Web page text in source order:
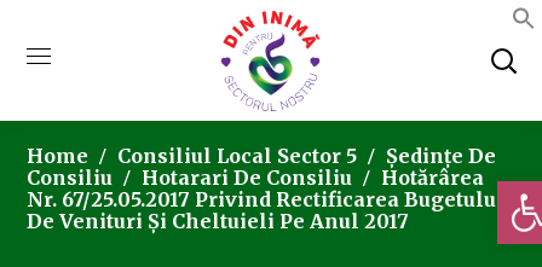
Home Consiliul Local Sector 5
Ședințe De
Consiliu
Hotarari De Consiliu
Hotărârea
Nr. 67/25.05.2017 Privind Rectificarea Bugetului
De Venituri Și Cheltuieli Pe Anul 2017